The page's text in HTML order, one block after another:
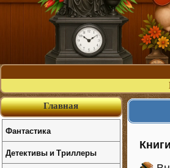
Главная
Фантастика
Детективы и Триллеры